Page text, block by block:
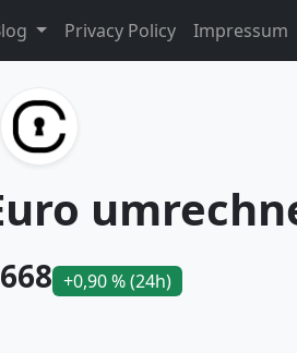
Privacy Policy Impressum
+0,90 % (24h)